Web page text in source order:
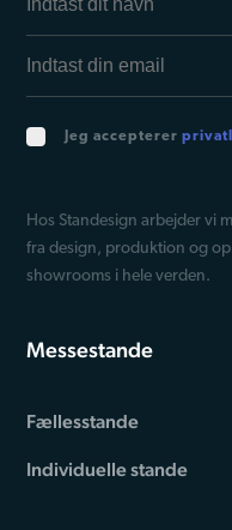
Jeg accepterer
Hos Standesign arbejder vi
fra design, produktion og
showrooms i hele verden.
Messestande
Fællesstande
Individuelle stande